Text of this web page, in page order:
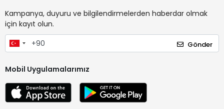
Kampanya, duyuru ve bilgilendirmelerden haberdar olmak
için kayıt olun.
Gönder
Mobil Uygulamalarımız